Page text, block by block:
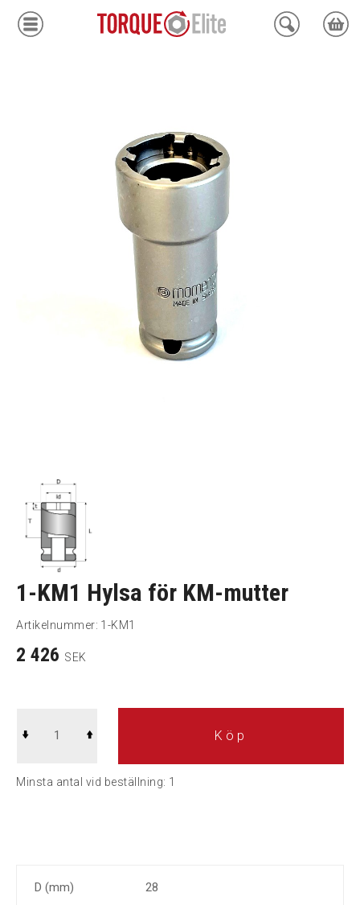
1-KM1 Hylsa för KM-mutter
Artikelnummer: 1-KM1
2 426 SEK
Köp
Minsta antal vid beställning: 1
D (mm)
28